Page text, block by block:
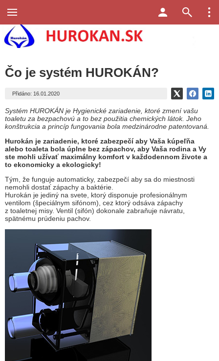
Čo je systém HUROKÁN?
Přidáno: 16.01.2020
Systém HUROKÁN je Hygienické zariadenie, ktoré zmení vašu
toaletu za bezpachovú a to bez použitia chemických látok. Jeho
konštrukcia a princíp fungovania bola medzinárodne patentovaná.
Hurokán je zariadenie, ktoré zabezpečí aby Vaša kúpeľňa
alebo toaleta bola úplne bez zápachov, aby Vaša rodina a Vy
ste mohli užívať maximálny komfort v každodennom živote a
to ekonomicky a ekologicky!
Tým, že funguje automaticky, zabezpečí aby sa do miestnosti
nemohli dostať zápachy a baktérie.
Hurokán je jediný na svete, ktorý disponuje profesionálnym
ventilom (špeciálnym sifónom), cez ktorý odsáva zápachy
z toaletnej misy. Ventil (sifón) dokonale zabraňuje návratu,
spätnému prúdeniu pachov.